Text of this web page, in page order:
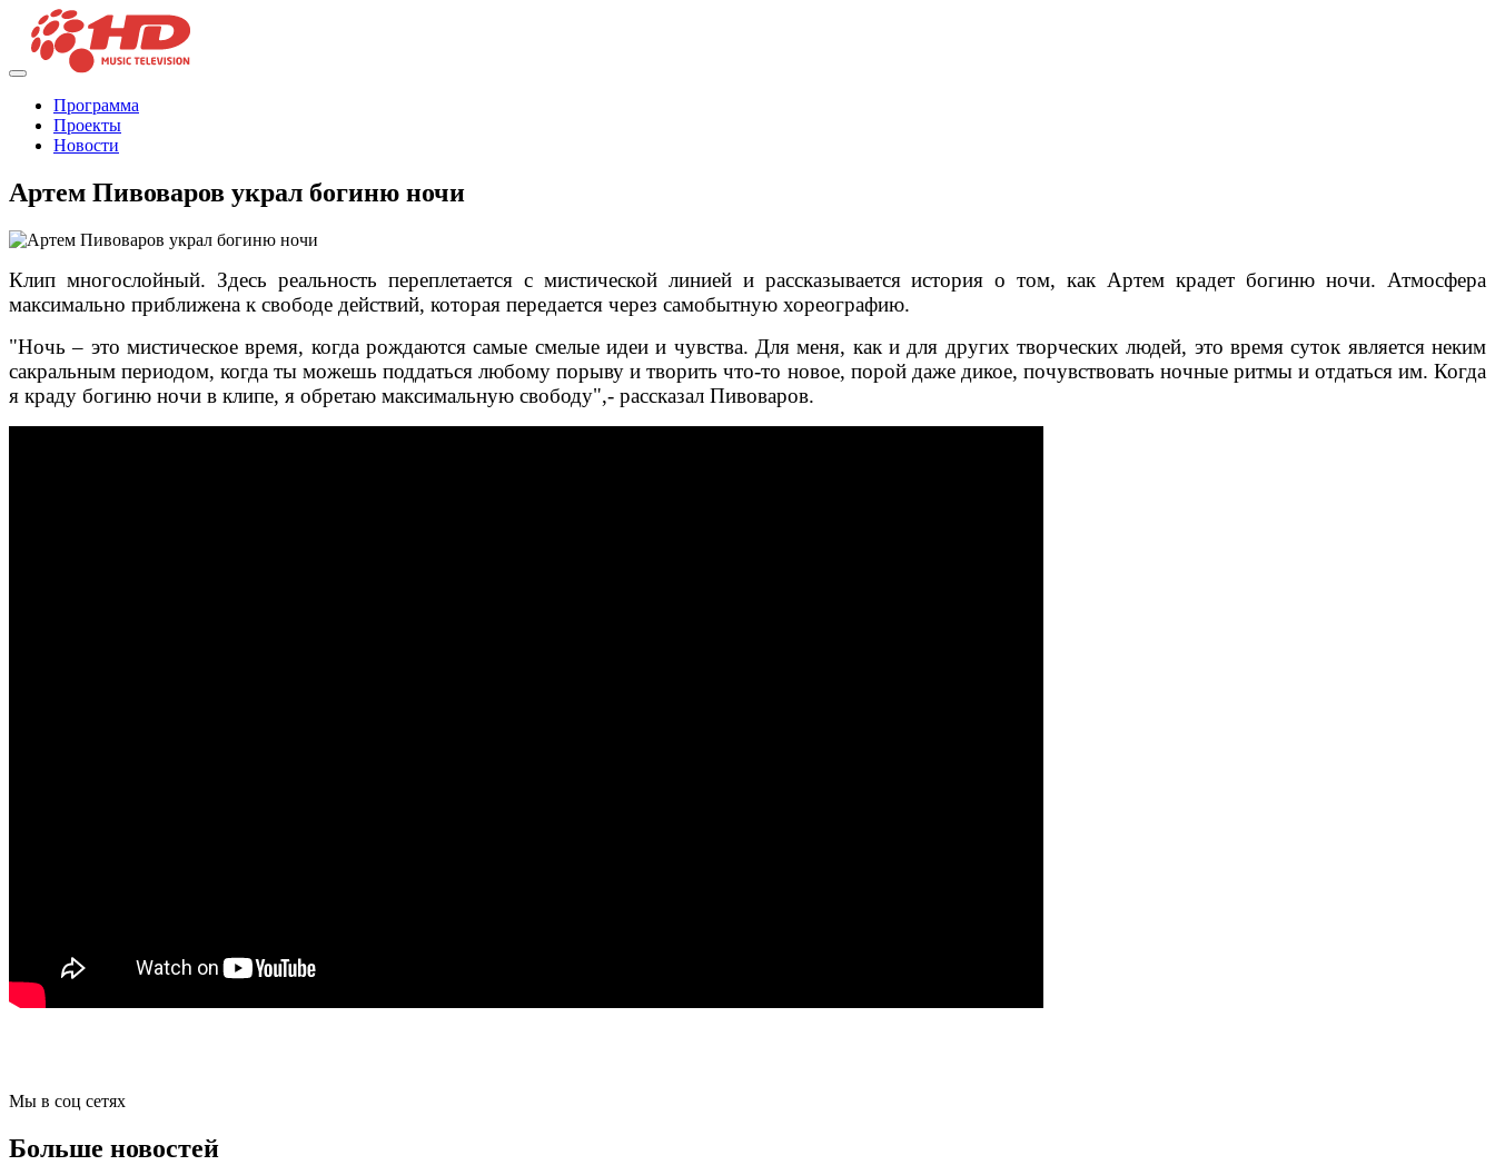
Программа
Проекты
Новости
Артем Пивоваров украл богиню ночи
Клип многослойный. Здесь реальность переплетается с мистической линией и рассказывается история о том, как Артем крадет богиню ночи. Атмосфера
максимально приближена к свободе действий, которая передается через самобытную хореографию.
"Ночь – это мистическое время, когда рождаются самые смелые идеи и чувства. Для меня, как и для других творческих людей, это время суток является неким
сакральным периодом, когда ты можешь поддаться любому порыву и творить что-то новое, порой даже дикое, почувствовать ночные ритмы и отдаться им. Когда
я краду богиню ночи в клипе, я обретаю максимальную свободу",- рассказал Пивоваров.
Мы в соц сетях
Больше новостей